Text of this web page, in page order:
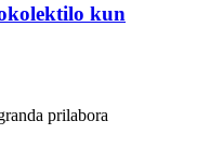
kun
prilabora